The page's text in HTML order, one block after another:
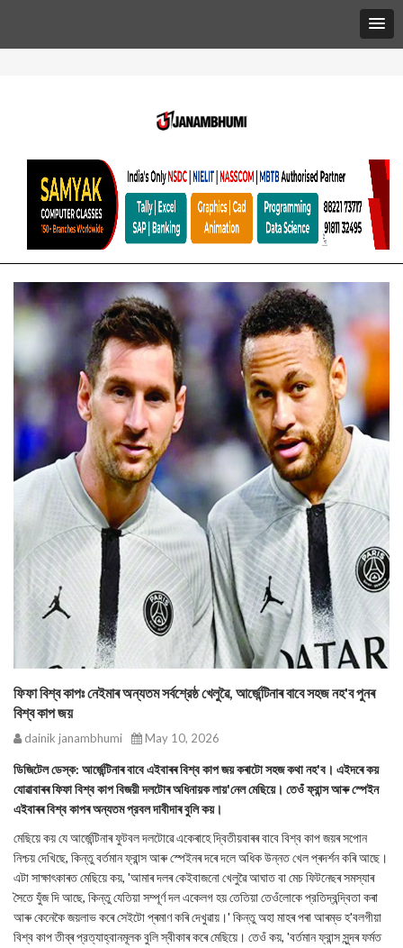
ফিফা বিশ্ব কাপঃ নেইমাৰ অন্যতম সর্বশ্রেষ্ঠ খেলুৱৈ, আর্জেন্টিনাৰ বাবে সহজ নহ'ব পুনৰ
বিশ্ব কাপ জয়
dainik janambhumi May 10, 2026
ডিজিটেল ডেস্ক: আর্জেন্টিনাৰ বাবে এইবাৰৰ বিশ্ব কাপ জয় কৰাটো সহজ কথা নহ'ব। এইদৰে কয়
যোৱাবাৰৰ ফিফা বিশ্ব কাপ বিজয়ী দলটোৰ অধিনায়ক লায়'নেল মেছিয়ে। তেওঁ ফ্রান্স আৰু স্পেইন
এইবাৰৰ বিশ্ব কাপৰ অন্যতম প্রবল দাবীদাৰ বুলি কয়।
মেছিয়ে কয় যে আর্জেন্টিনাৰ ফুটবল দলটোৱে একেৰাহে দ্বিতীয়বাৰৰ বাবে বিশ্ব কাপ জয়ৰ সপোন
নিশ্চয় দেখিছে, কিন্তু বর্তমান ফ্রান্স আৰু স্পেইনৰ দৰে দলে অধিক উন্নত খেল প্ৰদৰ্শন কৰি আছে।
এটা সাক্ষাৎকাৰত মেছিয়ে কয়, 'আমাৰ দলৰ কেইবাজনো খেলুৱৈ আঘাত বা মেচ ফিটনেছৰ সমস্যাৰ
সৈতে যুঁজ দি আছে, কিন্তু যেতিয়া সম্পূর্ণ দল একেলগ হয় তেতিয়া তেওঁলোকে প্রতিদ্বন্দ্বিতা কৰা
আৰু কেনেকৈ জয়লাভ কৰে সেইটো প্ৰমাণ কৰি দেখুৱায়।' কিন্তু অহা মাহৰ পৰা আৰম্ভ হ'বলগীয়া
বিশ্ব কাপ তীব্ৰ প্রত্যাহ্বানমূলক বুলি স্বীকাৰ কৰে মেছিয়ে। তেওঁ কয়, 'বর্তমান ফ্রান্স সুন্দৰ ফৰ্মত